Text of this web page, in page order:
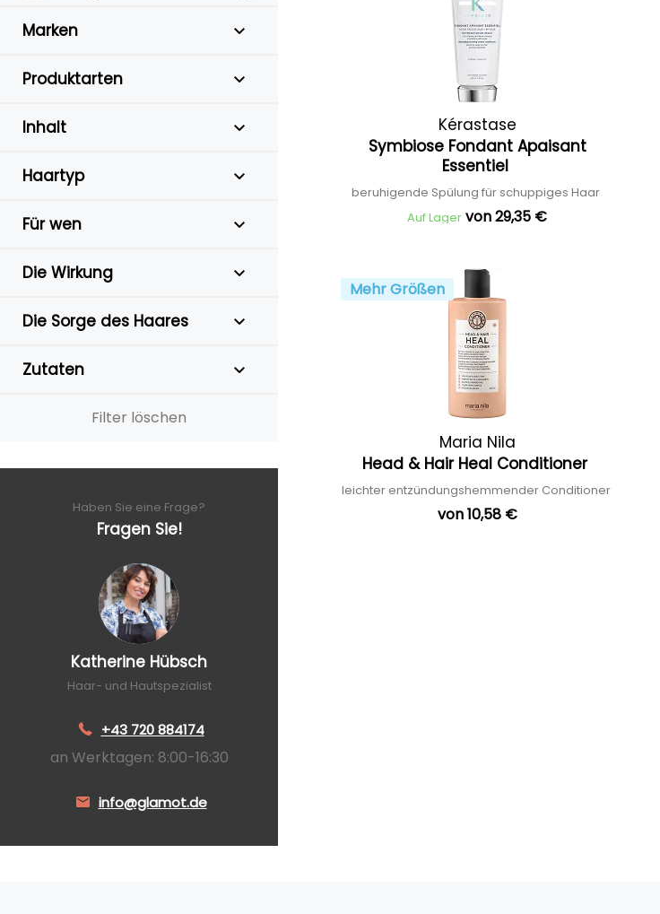
Marken
Produktarten
Inhalt
Haartyp
Für wen
Die Wirkung
Die Sorge des Haares
Zutaten
Filter löschen
Haben Sie eine Frage?
Fragen Sie!
Katherine Hübsch
Haar- und Hautspezialist
+43 720 884174
an Werktagen: 8:00-16:30
info@glamot.de
Kérastase
Symbiose Fondant Apaisant
Essentiel
beruhigende Spülung für schuppiges Haar
Auf Lager von 29,35 €
Mehr Größen
Maria Nila
Head & Hair Heal Conditioner
leichter entzündungshemmender Conditioner
von 10,58 €